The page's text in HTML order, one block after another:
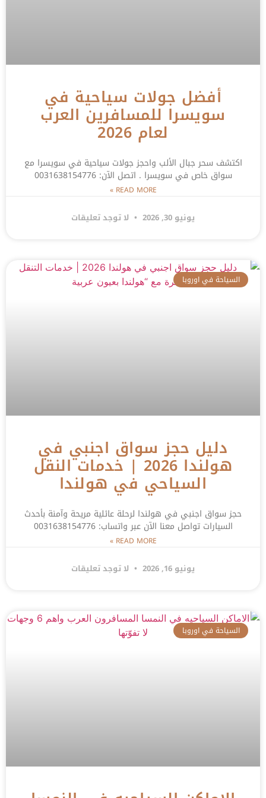
أفضل جولات سياحية في
سويسرا للمسافرين العرب
لعام 2026
اكتشف سحر جبال الألب واحجز جولات سياحية في سويسرا مع
سواق خاص في سويسرا . اتصل الآن: 0031638154776
READ MORE »
يونيو 30, 2026 لا توجد تعليقات
السياحة في اوروبا
دليل حجز سواق اجنبي في
هولندا 2026 | خدمات النقل
السياحي في هولندا
حجز سواق اجنبي في هولندا لرحلة عائلية مريحة وآمنة بأحدث
السيارات تواصل معنا الآن عبر واتساب: 0031638154776
READ MORE »
يونيو 16, 2026 لا توجد تعليقات
السياحة في اوروبا